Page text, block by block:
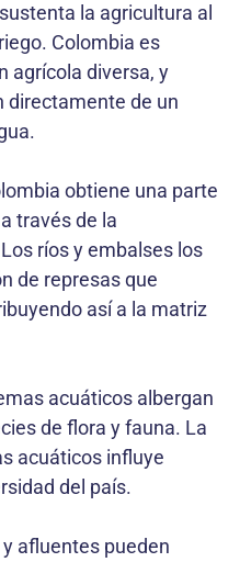
la agricultura al
Colombia es
agrícola diversa, y
directamente de un
obtiene una parte
través de la
ríos y embalses los
de represas que
así a la matriz
acuáticos albergan
de flora y fauna. La
acuáticos influye
del país.
y afluentes pueden